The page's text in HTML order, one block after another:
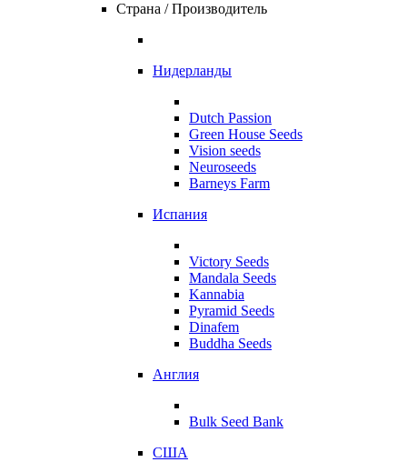
Страна / Производитель
Нидерланды
Dutch Passion
Green House Seeds
Vision seeds
Neuroseeds
Barneys Farm
Испания
Victory Seeds
Mandala Seeds
Kannabia
Pyramid Seeds
Dinafem
Buddha Seeds
Англия
Bulk Seed Bank
США